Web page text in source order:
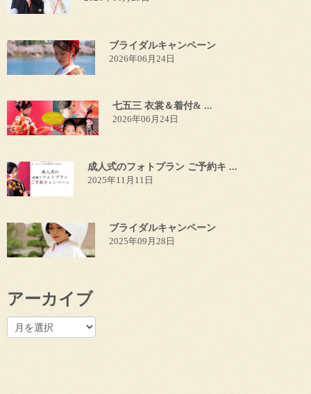
ブライダルキャンペーン
2026年06月24日
七五三 衣裳＆着付& ...
2026年06月24日
成人式のフォトプラン ご予約キ ...
2025年11月11日
ブライダルキャンペーン
2025年09月28日
アーカイブ